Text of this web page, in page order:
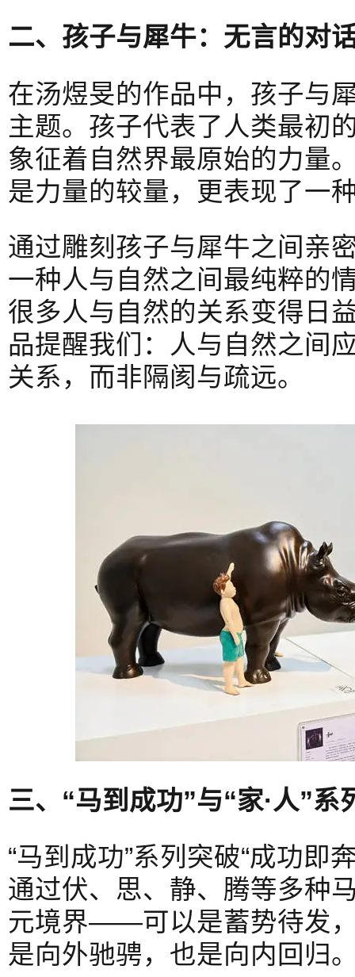
二、孩子与犀牛：无言的对
在汤煜旻的作品中，孩子与
主题。孩子代表了人类最初
象征着自然界最原始的力量
是力量的较量，更表现了一
通过雕刻孩子与犀牛之间亲
一种人与自然之间最纯粹的
很多人与自然的关系变得日
品提醒我们：人与自然之间
关系，而非隔阂与疏远。
三、“马到成功”与“家·人”系
“马到成功”系列突破“成功即
通过伏、思、静、腾等多种
元境界——可以是蓄势待发
是向外驰骋，也是向内回归